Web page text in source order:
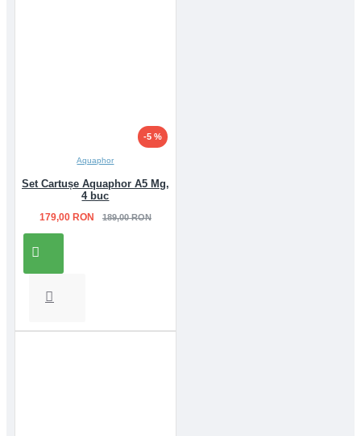
-5 %
Aquaphor
Set Cartușe Aquaphor A5 Mg,
4 buc
179,00 RON 189,00 RON